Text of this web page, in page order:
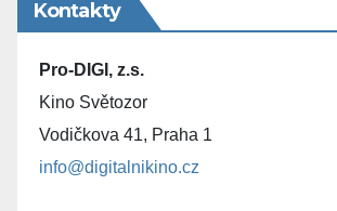
Kontakty
Pro-DIGI, z.s.
Kino Světozor
Vodičkova 41, Praha 1
info@digitalnikino.cz